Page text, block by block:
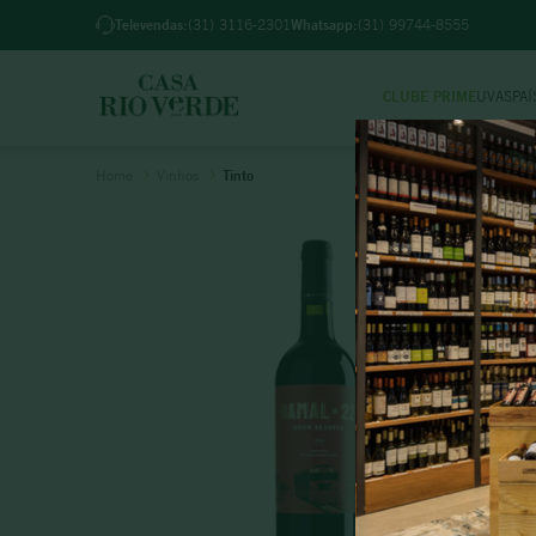
Televendas: (31) 3116-2301 Whatsapp: (31) 99744-8555
🚚 Entregamos no mesmo dia
CLUBE PRIME UVAS
Tinto 1º
2º
3º
4º
5º
6º
7º
8º
9º